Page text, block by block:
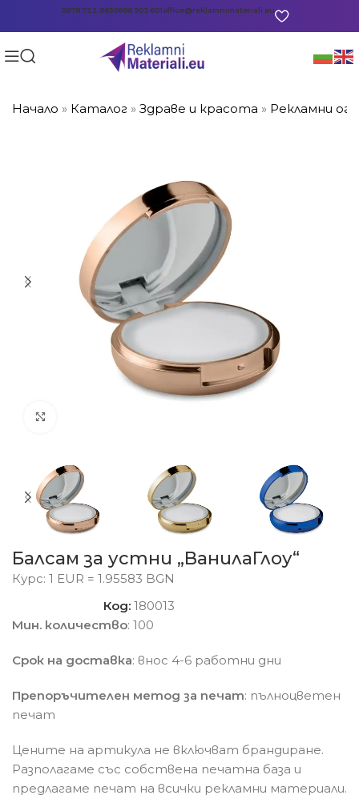
0878 722 8650888 903 601office@reklamnimateriali.eu
Начало » Каталог »Здраве и красота » Рекламни
Балсам за устни „ВанилаГлоу“
Курс: 1 EUR = 1.95583 BGN
Код:180013
Мин. количество: 100
Срок на доставка: внос 4-6 работни дни
Препоръчителен метод за печат: пълноцветен
печат
Цените на артикула не включват брандиране.
Разполагаме със собствена печатна база и
предлагаме печат на всички рекламни материали.